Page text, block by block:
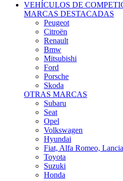
VEHÍCULOS DE
MARCAS DESTACADAS
Peugeot
Citroën
Renault
Bmw
Mitsubishi
Ford
Porsche
Skoda
OTRAS MARCAS
Subaru
Seat
Opel
Volkswagen
Hyundai
Fiat, Alfa Romeo,
Toyota
Suzuki
Honda